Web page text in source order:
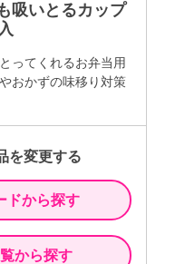
吸いとるカップ
ってくれるお弁当用
おかずの味移り対策
を変更する
ドから探す
から探す